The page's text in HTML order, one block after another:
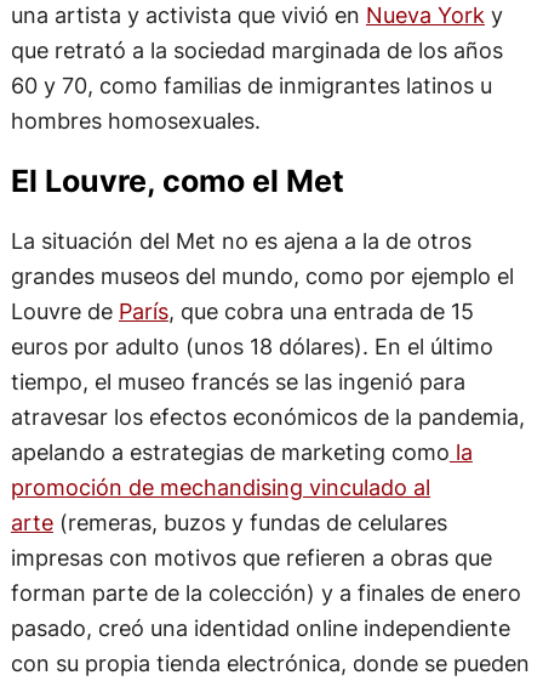
una artista y activista que vivió en Nueva York y
que retrató a la sociedad marginada de los años
60 y 70, como familias de inmigrantes latinos u
hombres homosexuales.
El Louvre, como el Met
La situación del Met no es ajena a la de otros
grandes museos del mundo, como por ejemplo el
Louvre de París, que cobra una entrada de 15
euros por adulto (unos 18 dólares). En el último
tiempo, el museo francés se las ingenió para
atravesar los efectos económicos de la pandemia,
apelando a estrategias de marketing como la
promoción de mechandising vinculado al
arte(remeras, buzos y fundas de celulares
impresas con motivos que refieren a obras que
forman parte de la colección) y a finales de enero
pasado, creó una identidad online independiente
con su propia tienda electrónica, donde se pueden